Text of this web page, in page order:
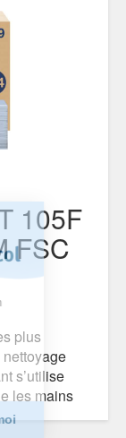
bien
OK pour moi
105F
FSC
plus
s’utilise
les mains